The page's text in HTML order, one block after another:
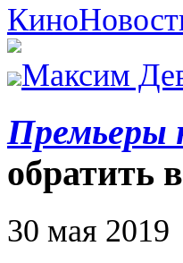
Кино
Максим
Премьеры
обратить
30 мая 2019